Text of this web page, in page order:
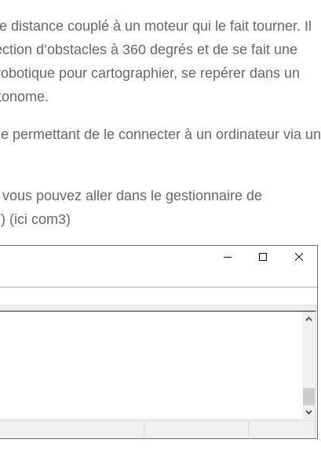
distance couplé à un moteur qui le fait tourner. Il
d’obstacles à 360 degrés et de se fait une
pour cartographier, se repérer dans un
permettant de le connecter à un ordinateur via un
pouvez aller dans le gestionnaire de
(ici com3)